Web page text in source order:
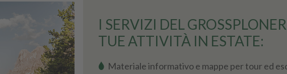
I SERVIZI DEL
UE ATTIVITÀ IN ESTATE:
Materiale informativo e mappe per tour ed